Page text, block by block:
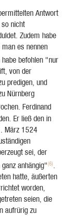
Antwort
nicht
Zudem habe
es nennen
habe befohlen "nur
von der
predigen, und
Nürnberg
Ferdinand
Er ließ den in
März 1524
sei, der
anhängig"(6).
hatte, äußerten
worden,
seien, die
aufrürig zu